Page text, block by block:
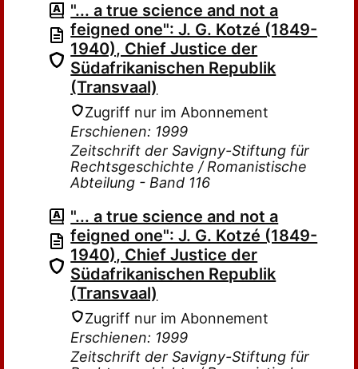
"... a true science and not a
feigned one": J. G. Kotzé (1849-
1940), Chief Justice der
Südafrikanischen Republik
(Transvaal)
Zugriff nur im Abonnement
Erschienen: 1999
Zeitschrift der Savigny-Stiftung für
Rechtsgeschichte / Romanistische
Abteilung - Band 116
"... a true science and not a
feigned one": J. G. Kotzé (1849-
1940), Chief Justice der
Südafrikanischen Republik
(Transvaal)
Zugriff nur im Abonnement
Erschienen: 1999
Zeitschrift der Savigny-Stiftung für